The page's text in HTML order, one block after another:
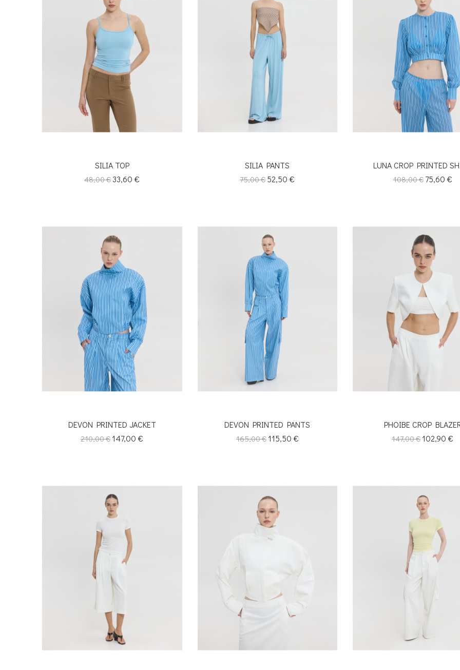
SILIA TOP
Κανονική
48,00 €Τιμή
33,60 €
SILIA PANTS
Κανονική
75,00 €Τιμή
52,50 €
LUNA CROP PRINTED
Κανονική
108,00 € Τιμή
75,60 €
DEVON PRINTED JACKET
Κανονική
210,00 €Τιμή
147,00 €
DEVON PRINTED PANTS
Κανονική
165,00 €Τιμή
115,50 €
PHOIBE CROP
Κανονική
147,00 €Τιμή
102,90 €